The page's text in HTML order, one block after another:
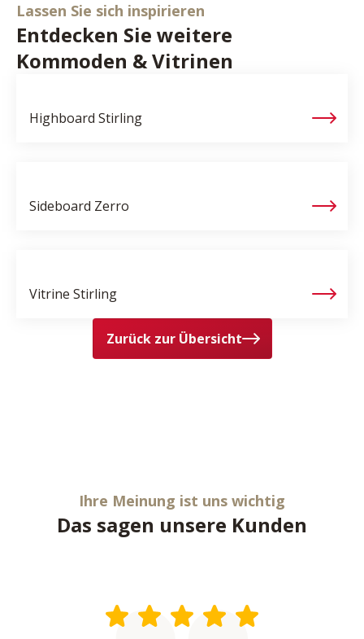
Lassen Sie sich inspirieren
Entdecken Sie weitere
Kommoden & Vitrinen
Highboard Stirling
Sideboard Zerro
Vitrine Stirling
Zurück zur Übersicht
Ihre Meinung ist uns wichtig
Das sagen unsere Kunden